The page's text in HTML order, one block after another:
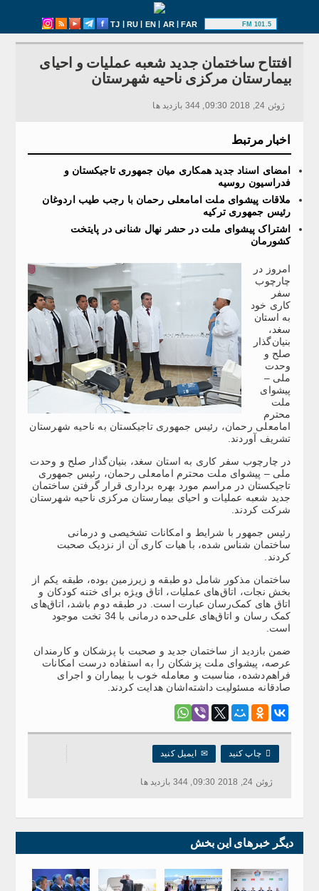
TJ | RU | EN | AR|FAR 101.5 FM
افتتاح ساختمان جدید شعبه عملیات و احیای
بیمارستان مرکزی ناحیه شهرستان
ژوئن 24, 2018 09:30, 344 بازدید ها
اخبار مرتبط
امضای اسناد جدید همکاری میان جمهوری تاجیکستان و
فدراسیون روسیه
ملاقات پیشوای ملت امامعلی رحمان با رجب طیب اردوغان
رئیس جمهوری ترکیه
اشتراک پیشوای ملت در حشر نهال شنانی در پایتخت
کشورمان
امروز در
چارچوب
سفر
کاری خود
به استان
سغد،
بنیان‌گذار
صلح و
وحدت
ملی –
پیشوای
ملت
محترم
امامعلی رحمان، رئیس جمهوری تاجیکستان به ناحیه شهرستان
تشریف آوردند.
در چارچوب سفر کاری به استان سغد، بنیان‌گذار صلح و وحدت
ملی – پیشوای ملت محترم امامعلی رحمان، رئیس جمهوری
تاجیکستان در مراسم مورد بهره برداری قرار گرفتن ساختمان
جدید شعبه عملیات و احیای بیمارستان مرکزی ناحیه شهرستان
شرکت کردند.
رئیس جمهور با شرایط و امکانات تشخیصی و درمانی
ساختمان شناس شده، با هیات کاری آن از نزدیک صحبت
کردند.
ساختمان مذکور شامل دو طبقه و زیرزمین بوده، طبقه یکم از
بخش نجات، اتاق‌های عملیات، اتاق ویژه برای ختنه کودکان و
اتاق های کمک‌رسان عبارت است. در طبقه دوم باشد، اتاق‌های
کمک رسان و اتاق‌های علی‌حده درمانی با 34 تخت موجود
است.
ضمن بازدید از ساختمان جدید و صحبت با پزشکان و کارمندان
عرصه، پیشوای ملت پزشکان را به استفاده درست امکانات
فراهم‌دشده، مناسبت و معامله خوب با بیماران و اجرای
صادقانه مسئولیت داشته‌اشان هدایت کردند.
 چاپ کنید ✉ایمیل کنید
ژوئن 24, 2018 09:30, 344 بازدید ها
دیگر خبرهای این بخش